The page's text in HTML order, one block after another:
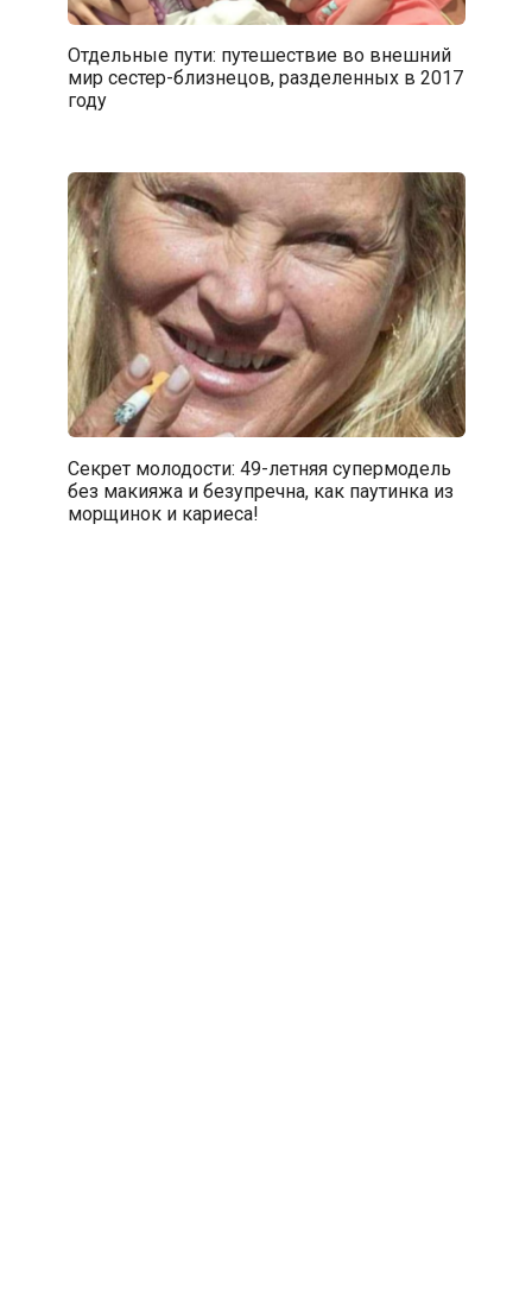
Отдельные пути: путешествие во внешний
мир сестер-близнецов, разделенных в 2017
году
Секрет молодости: 49-летняя супермодель
без макияжа и безупречна, как паутинка из
морщинок и кариеса!